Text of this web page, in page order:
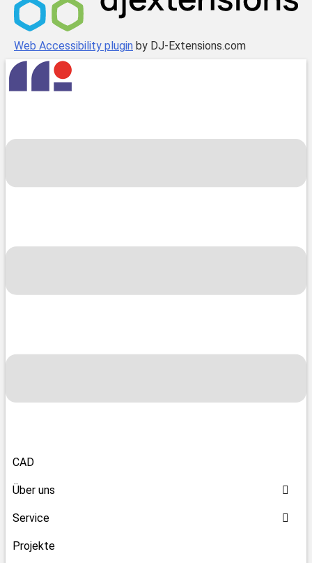
Web Accessibility plugin by DJ-Extensions.com
Zum
CAD
Über uns
Service
Projekte